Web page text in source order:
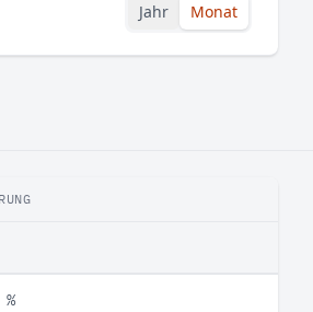
Jahr Monat